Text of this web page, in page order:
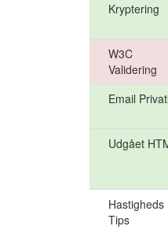
Kryptering
W3C
Validering
Email
Udgået
Hastigheds
Tips